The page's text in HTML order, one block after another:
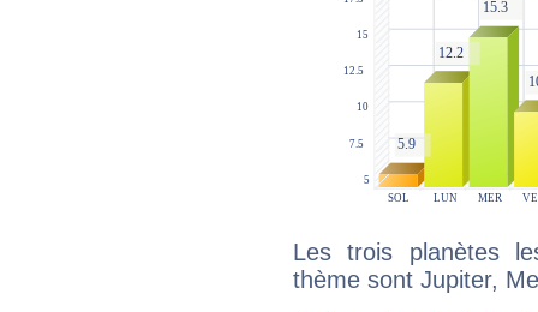
Les trois planètes
thème sont Jupiter,